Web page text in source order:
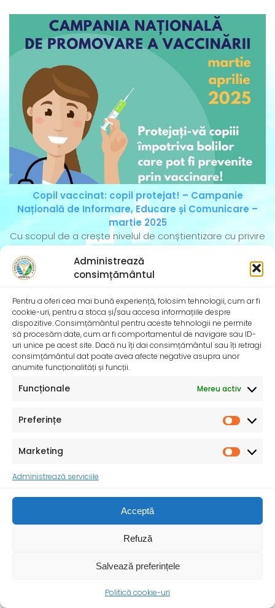
Administrează
consimțământul
Pentru a oferi cea mai bună experiență, folosim tehnologii, cum ar fi
cookie-uri, pentru a stoca și/sau accesa informațiile despre
dispozitive. Consimțământul pentru aceste tehnologii ne permite
să procesăm date, cum ar fi comportamentul de navigare sau ID-
uri unice pe acest site. Dacă nu îți dai consimțământul sau îți retragi
consimțământul dat poate avea afecte negative asupra unor
anumite funcționalități și funcții.
Funcționale Mereu activ
Preferințe
Marketing
Administrează serviciile
Acceptă
Refuză
Salvează preferințele
Politică cookie-uri
Copil vaccinat: copil protejat! – Campanie
Națională de Informare, Educare și Comunicare –
martie 2025
Cu scopul de a crește nivelul de conștientizare cu privire
la importanța vaccinărilor și de
Ziua Internațională a bolilor rare – 28 februarie
Ziua Internațională a Bolilor Rare este celebrată în
fiecare an pe 28 februarie (29 februarie